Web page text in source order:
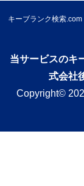
キーブランク検索.com
当サービスのキ
式会社
Copyright©